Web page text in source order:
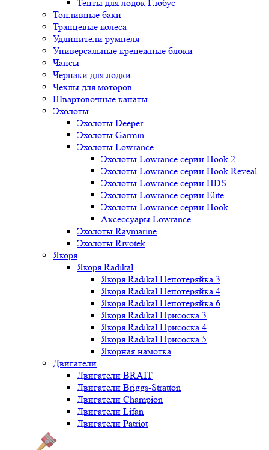
Тенты для лодок Глобус
Топливные баки
Транцевые колеса
Удлинители румпеля
Универсальные крепежные блоки
Чапсы
Черпаки для лодки
Чехлы для моторов
Швартовочные канаты
Эхолоты
Эхолоты Deeper
Эхолоты Garmin
Эхолоты Lowrance
Эхолоты Lowrance серии Hook 2
Эхолоты Lowrance серии Hook Reveal
Эхолоты Lowrance серии HDS
Эхолоты Lowrance серии Elite
Эхолоты Lowrance серии Hook
Аксессуары Lowrance
Эхолоты Raymarine
Эхолоты Rivotek
Якоря
Якоря Radikal
Якоря Radikal Непотеряйка 3
Якоря Radikal Непотеряйка 4
Якоря Radikal Непотеряйка 6
Якоря Radikal Присоска 3
Якоря Radikal Присоска 4
Якоря Radikal Присоска 5
Якорная намотка
Двигатели
Двигатели BRAIT
Двигатели Briggs-Stratton
Двигатели Champion
Двигатели Lifan
Двигатели Patriot